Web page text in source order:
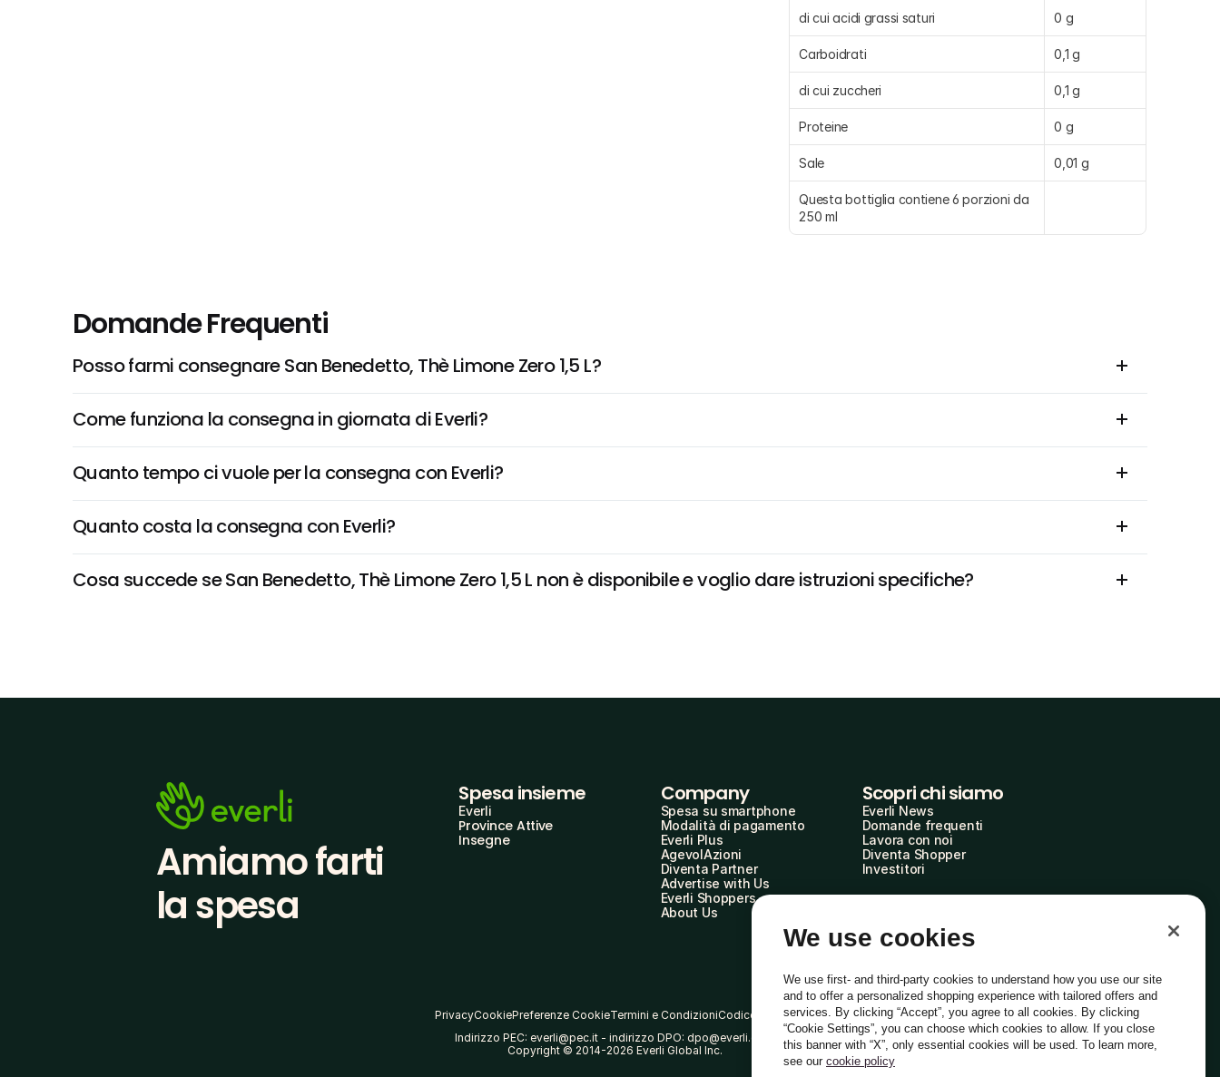
di cui acidi grassi saturi 0 g
Carboidrati 0,1 g
di cui zuccheri 0,1 g
Proteine 0 g
Sale 0,01 g
Questa bottiglia contiene 6 porzioni da
250 ml
Domande Frequenti
Posso farmi consegnare San Benedetto, Thè Limone Zero 1,5 L?
Come funziona la consegna in giornata di Everli?
Quanto tempo ci vuole per la consegna con Everli?
Quanto costa la consegna con Everli?
Cosa succede se San Benedetto, Thè Limone Zero 1,5 L non è disponibile e voglio dare istruzioni specifiche?
Amiamo farti
la spesa
Spesa insieme
Everli
Province Attive
Insegne
Company
Spesa su smartphone
Modalità di pagamento
Everli Plus
AgevolAzioni
Diventa Partner
Advertise with Us
Everli Shoppers
About Us
Scopri chi siamo
Everli News
Domande frequenti
Lavora con noi
Diventa Shopper
Investitori
PrivacyCookiePreferenze CookieTermini e CondizioniCodice Etico
Indirizzo PEC: everli@pec.it - indirizzo DPO: dpo@everli.com
Copyright © 2014-2026 Everli Global Inc.
Italiano
We use cookies
We use first- and third-party cookies to understand how you use our site
and to offer a personalized shopping experience with tailored offers and
services. By clicking “Accept”, you agree to all cookies. By clicking
“Cookie Settings”, you can choose which cookies to allow. If you close
this banner with “X”, only essential cookies will be used. To learn more,
see our cookie policy